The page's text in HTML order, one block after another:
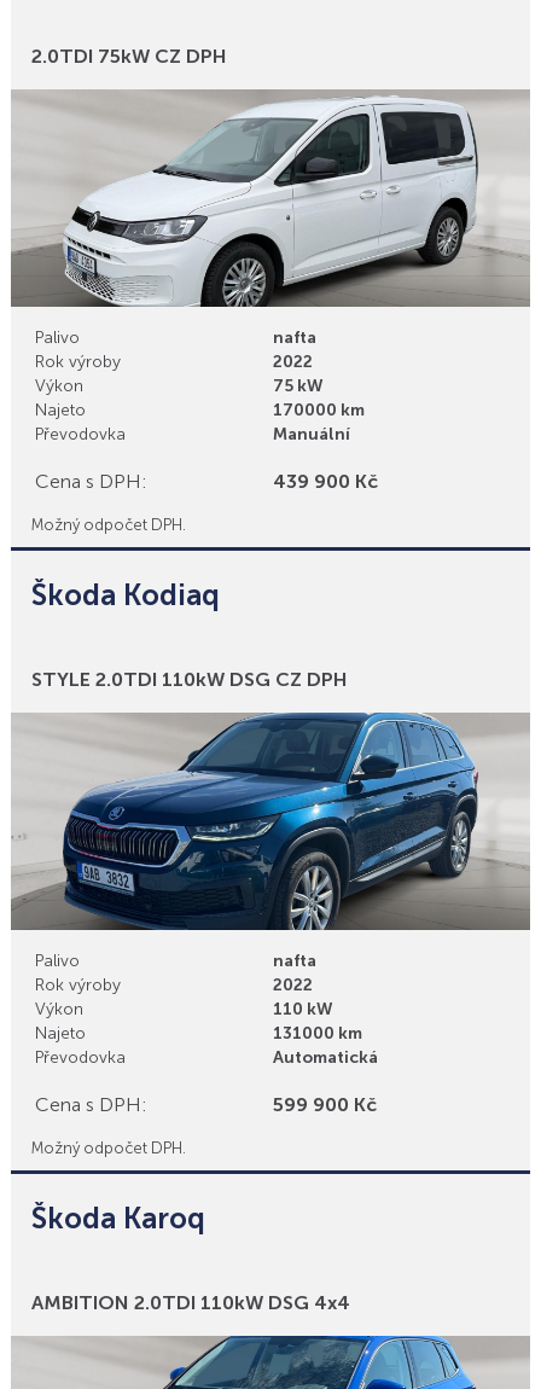
Bonusy
2.0TDI 75kW CZ DPH
Palivo
nafta
Rok výroby
2022
Výkon
75 kW
Najeto
170000 km
Převodovka
Manuální
Cena s DPH: 439 900 Kč
Možný odpočet DPH.
Škoda Kodiaq
Bonusy
STYLE 2.0TDI 110kW DSG CZ DPH
Palivo
nafta
Rok výroby
2022
Výkon
110 kW
Najeto
131000 km
Převodovka
Automatická
Cena s DPH: 599 900 Kč
Možný odpočet DPH.
Škoda Karoq
Bonusy
AMBITION 2.0TDI 110kW DSG 4x4